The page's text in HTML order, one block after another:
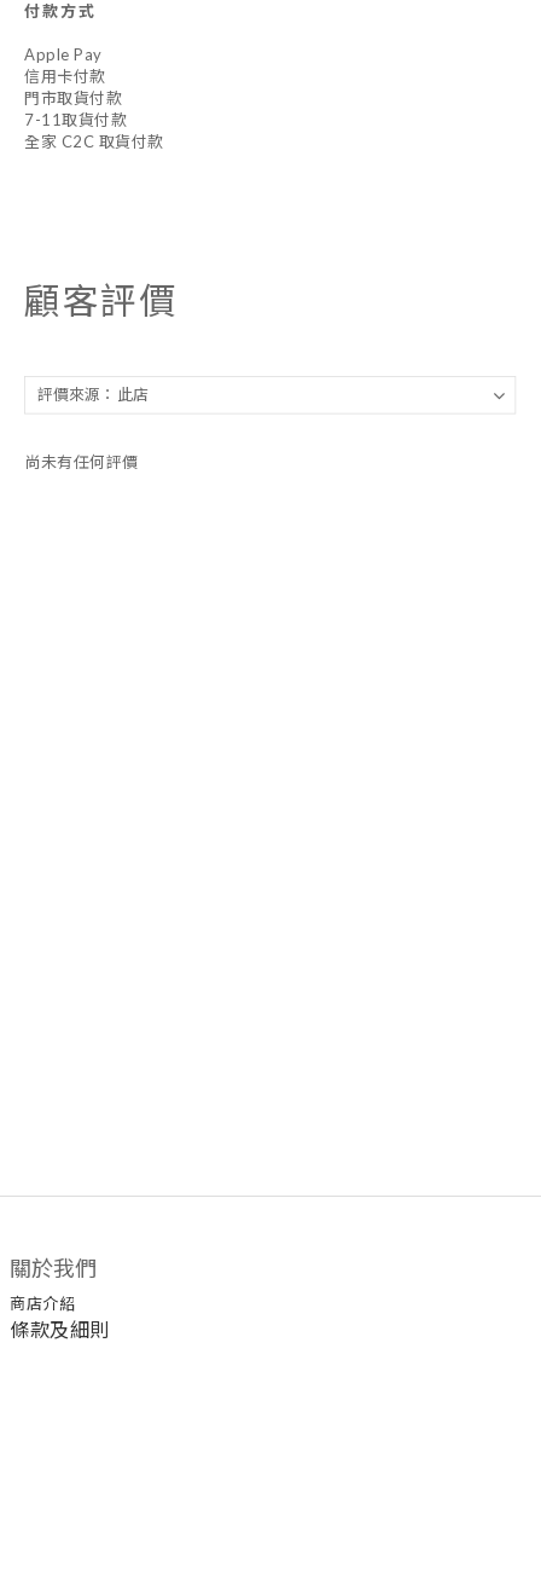
付款方式
Apple Pay
信用卡付款
門市取貨付款
7-11取貨付款
全家 C2C 取貨付款
顧客評價
尚未有任何評價
關於我們
商店介紹
條款及細則